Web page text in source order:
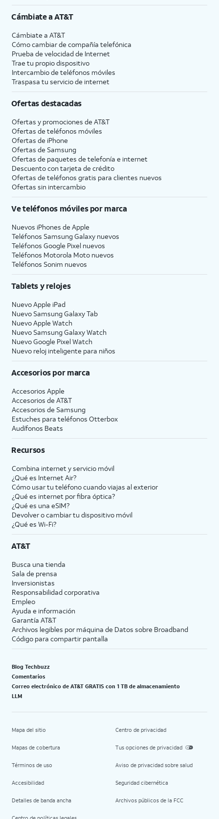
Cámbiate aAT&T
Cámbiate a AT&T
Cómo cambiar de compañía telefónica
Prueba de velocidad de Internet
Trae tu propio dispositivo
Intercambio de teléfonos móviles
Traspasa tu servicio de internet
Ofertas destacadas
Ofertas y promociones de AT&T
Ofertas de teléfonos móviles
Ofertas de iPhone
Ofertas de Samsung
Ofertas de paquetes de telefonía e internet
Descuento con tarjeta de crédito
Ofertas de teléfonos gratis para clientes nuevos
Ofertas sin intercambio
Ve teléfonos móviles por marca
Nuevos iPhones de Apple
Teléfonos Samsung Galaxy nuevos
Teléfonos Google Pixel nuevos
Teléfonos Motorola Moto nuevos
Teléfonos Sonim nuevos
Tablets y relojes
Nuevo Apple iPad
Nuevo Samsung Galaxy Tab
Nuevo Apple Watch
Nuevo Samsung Galaxy Watch
Nuevo Google Pixel Watch
Nuevo reloj inteligente para niños
Accesorios por marca
Accesorios Apple
Accesorios de AT&T
Accesorios de Samsung
Estuches para teléfonos Otterbox
Audífonos Beats
Recursos
Combina internet y servicio móvil
¿Qué es Internet Air?
Cómo usar tu teléfono cuando viajas al exterior
¿Qué es internet por fibra óptica?
¿Qué es una eSIM?
Devolver o cambiar tu dispositivo móvil
¿Qué es Wi-Fi?
AT&T
Busca una tienda
Sala de prensa
Inversionistas
Responsabilidad corporativa
Empleo
Ayuda e información
Garantía AT&T
Archivos legibles por máquina de Datos sobre Broadband
Código para compartir pantalla
Blog Techbuzz
Comentarios
Correo electrónico de AT&T GRATIS con 1 TB de almacenamiento
LLM
Mapa del sitio
Mapas de cobertura
Términos de uso
Accesibilidad
Detalles de banda ancha
Centro de privacidad
Tus opciones de privacidad
Aviso de privacidad sobre salud
Seguridad cibernética
Archivos públicos de la FCC